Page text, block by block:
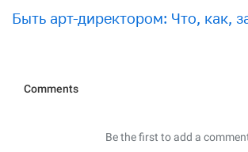
Быть арт-директором: Что, как,